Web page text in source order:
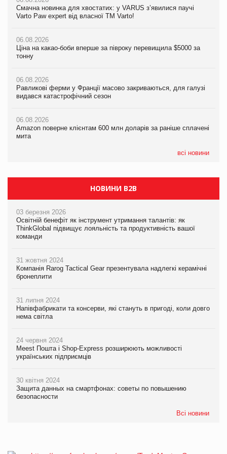
Смачна новинка для хвостатих: у VARUS з’явилися паучі
Varto Paw expert від власної ТМ Varto!
06.08.2026
Ціна на какао-боби вперше за півроку перевищила $5000 за
тонну
06.08.2026
Равликові ферми у Франції масово закриваються, для галузі
видався катастрофічний сезон
06.08.2026
Amazon поверне клієнтам 600 млн доларів за раніше сплачені
мита
всі новини
Мережа супермаркетів VARUS купує мережу магазинів
формату convenience store КОЛО: об’єднана компанія
05.08.2026
Російська атака 5 серпня стала одним із наймасштабніших
05.08.2026
Смачне поповнення дитячого меню: у VARUS з’явилися
05.08.2026
Сергій Лісунов про заморожені хлібобулочні вироби на
Ціна на какао-боби вперше за півроку перевищила $5000 за
тонну
06.08.2026
Равликові ферми у Франції масово закриваються, для галузі
видався катастрофічний сезон
06.08.2026
Amazon поверне клієнтам 600 млн доларів за раніше сплачені
мита
05.08.2026
У Євросоюзі набули чинності нові правила щодо штучного
інтелекту
НОВИНИ B2B
03 березня 2026
Освітній бенефіт як інструмент утримання талантів: як
ThinkGlobal підвищує лояльність та продуктивність вашої
команди
31 жовтня 2024
Компанія Rarog Tactical Gear презентувала надлегкі керамічні
бронеплити
31 липня 2024
Напівфабрикати та консерви, які стануть в пригоді, коли довго
нема світла
24 червня 2024
Meest Пошта і Shop-Express розширюють можливості
українських підприємців
30 квітня 2024
Защита данных на смартфонах: советы по повышению
безопасности
Всі новини